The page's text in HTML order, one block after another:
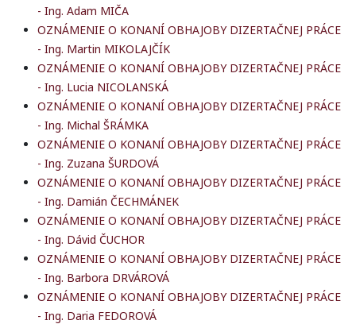
- Ing. Adam MIČA
OZNÁMENIE O KONANÍ OBHAJOBY DIZERTAČNEJ PRÁCE
- Ing. Martin MIKOLAJČÍK
OZNÁMENIE O KONANÍ OBHAJOBY DIZERTAČNEJ PRÁCE
- Ing. Lucia NICOLANSKÁ
OZNÁMENIE O KONANÍ OBHAJOBY DIZERTAČNEJ PRÁCE
- Ing. Michal ŠRÁMKA
OZNÁMENIE O KONANÍ OBHAJOBY DIZERTAČNEJ PRÁCE
- Ing. Zuzana ŠURDOVÁ
OZNÁMENIE O KONANÍ OBHAJOBY DIZERTAČNEJ PRÁCE
- Ing. Damián ČECHMÁNEK
OZNÁMENIE O KONANÍ OBHAJOBY DIZERTAČNEJ PRÁCE
- Ing. Dávid ČUCHOR
OZNÁMENIE O KONANÍ OBHAJOBY DIZERTAČNEJ PRÁCE
- Ing. Barbora DRVÁROVÁ
OZNÁMENIE O KONANÍ OBHAJOBY DIZERTAČNEJ PRÁCE
- Ing. Daria FEDOROVÁ